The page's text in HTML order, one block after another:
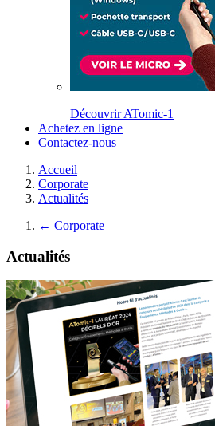
Découvrir ATomic-1
Achetez en ligne
Contactez-nous
Accueil
Corporate
Actualités
← Corporate
Actualités